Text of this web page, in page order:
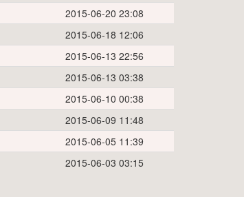
2015-06-20 23:08
2015-06-18 12:06
2015-06-13 22:56
2015-06-13 03:38
2015-06-10 00:38
2015-06-09 11:48
2015-06-05 11:39
2015-06-03 03:15